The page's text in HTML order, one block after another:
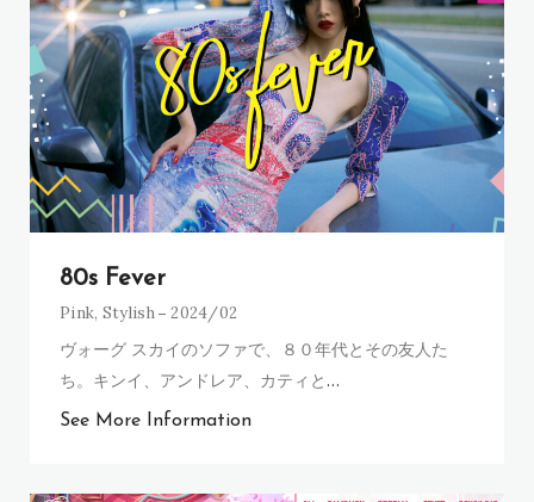
80s Fever
Pink, Stylish 2024/02
ヴォーグ スカイのソファで、８０年代とその友人た
ち。キンイ、アンドレア、カティと …
See More Information